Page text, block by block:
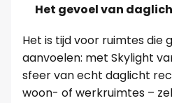
Het gevoel van
Het is tijd voor ruimtes die
aanvoelen: met Skylight
sfeer van echt daglicht
woon- of werkruimtes –